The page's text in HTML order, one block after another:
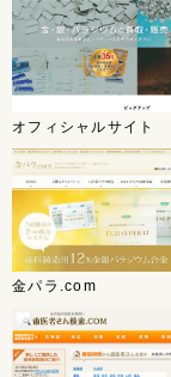
オフィシャルサイト
金パラ.com